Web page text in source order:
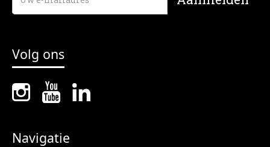
Volg ons
Navigatie